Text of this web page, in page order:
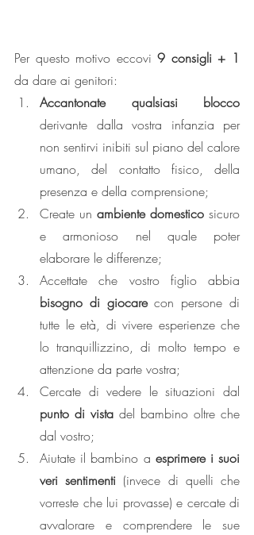
Per questo motivo eccovi 9 consigli + 1
da dare ai genitori:
Accantonate qualsiasi blocco
derivante dalla vostra infanzia per
non sentirvi inibiti sul piano del calore
umano, del contatto fisico, della
presenza e della comprensione;
Create un ambiente domestico sicuro
e armonioso nel quale poter
elaborare le differenze;
bisogno di giocare con persone di
tutte le età, di vivere esperienze che
lo tranquillizzino, di molto tempo e
attenzione da parte vostra;
punto di vista del bambino oltre che
dal vostro;
Aiutate il bambino a esprimere i suoi
veri sentimenti (invece di quelli che
vorreste che lui provasse) e cercate di
avvalorare e comprendere le sue